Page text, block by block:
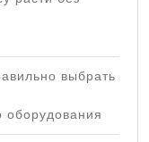
выбрать
оборудования